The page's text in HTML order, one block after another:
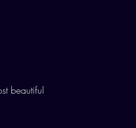
beautiful